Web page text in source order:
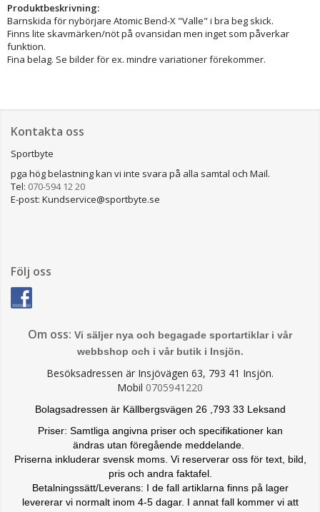
Produktbeskrivning:
Barnskida för nybörjare Atomic Bend-X "Valle" i bra beg skick.
Finns lite skavmärken/nöt på ovansidan men inget som påverkar
funktion.
Fina belag. Se bilder för ex. mindre variationer förekommer.
Kontakta oss
Sportbyte
pga hög belastning kan vi inte svara på alla samtal och Mail.
Tel: 070-594 12 20
E-post: Kundservice@sportbyte.se
Följ oss
Om oss: Vi säljer nya och begagade sportartiklar i vår
webbshop och i vår butik i Insjön.
Besöksadressen är Insjövägen 63, 793 41 Insjön.
Mobil 0705941220
Bolagsadressen är Källbergsvägen 26 ,793 33 Leksand
Priser: Samtliga angivna priser och specifikationer kan
ändras utan föregående meddelande.
Priserna inkluderar svensk moms. Vi reserverar oss för text, bild,
pris och andra faktafel.
Betalningssätt/Leverans: I de fall artiklarna finns på lager
levererar vi normalt inom 4-5 dagar. I annat fall kommer vi att